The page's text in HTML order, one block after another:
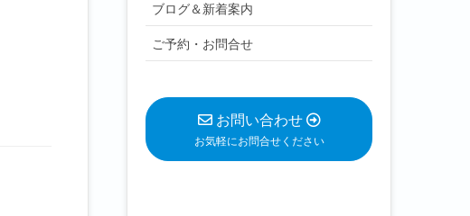
ブログ＆新着案内
ご予約・お問合せ
お問い合わせ
お気軽にお問合せください